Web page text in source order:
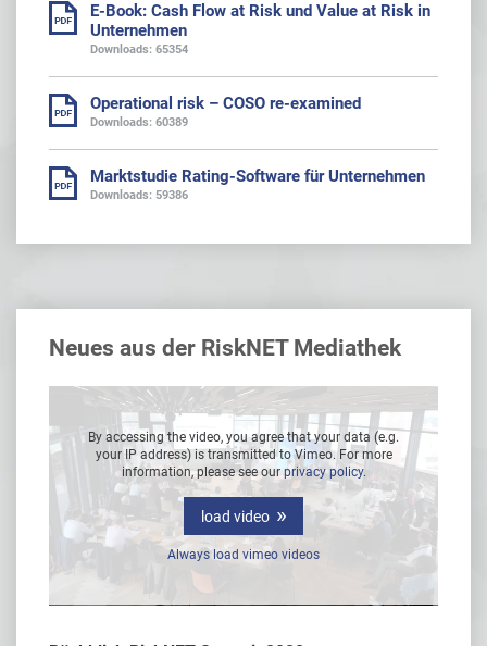
E-Book: Cash Flow at Risk und Value at Risk in
Unternehmen
Downloads: 65354
Operational risk – COSO re-examined
Downloads: 60389
Marktstudie Rating-Software für Unternehmen
Downloads: 59386
Neues aus der RiskNET Mediathek
By accessing the video, you agree that your data (e.g.
your IP address) is transmitted to Vimeo. For more
information, please see ourprivacy policy.
load video
Always load vimeo videos